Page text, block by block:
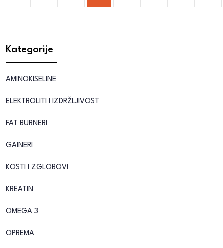
Kategorije
AMINOKISELINE
ELEKTROLITI I IZDRŽLJIVOST
FAT BURNERI
GAINERI
KOSTI I ZGLOBOVI
KREATIN
OMEGA 3
OPREMA